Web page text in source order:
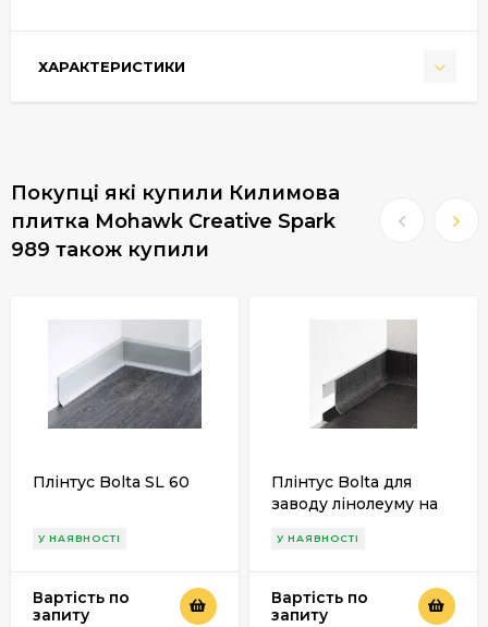
ХАРАКТЕРИСТИКИ
Покупці які купили Килимова
плитка Mohawk Creative Spark
989 також купили
Плінтус Bolta SL 60
У НАЯВНОСТІ
Вартість по
запиту
Плінтус Bolta для
заводу лінолеуму на
У НАЯВНОСТІ
Вартість по
запиту